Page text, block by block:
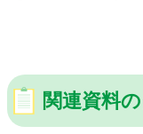
関連資料